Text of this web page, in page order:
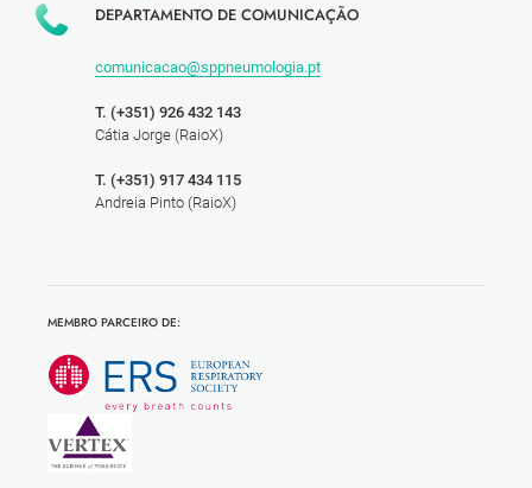
DEPARTAMENTO DE COMUNICAÇÃO
comunicacao@sppneumologia.pt
T. (+351) 926 432 143
Cátia Jorge (RaioX)
T. (+351) 917 434 115
Andreia Pinto (RaioX)
MEMBRO PARCEIRO DE: